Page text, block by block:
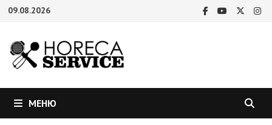
Перейти
содержимому
09.08.2026
МЕНЮ